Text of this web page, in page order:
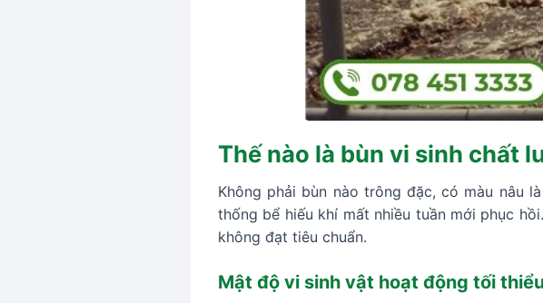
Thế nào là bùn vi sinh chất
Không phải bùn nào trông đặc, có màu nâu
thống bể hiếu khí mất nhiều tuần mới phục
không đạt tiêu chuẩn.
Mật độ vi sinh vật hoạt động tối